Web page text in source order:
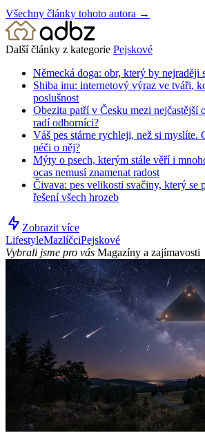
Všechny články tohoto autora →
Další články z kategorie Pejskové
Německá doga: obr, který by nejraději
Shiba inu: internetový výraz ve tváři,
poslušnost
Obezita patří v Česku mezi nejčastější
radí odborníci?
Váš pes stárne rychleji, než si myslíte.
péči o něj?
Mýty o psech, kterým stále věří i
ocas nemusí znamenat radost
Čivava: pes velikosti svačiny, který se
řešení všech hrozeb
Zobrazit více
LifestyleMazlíčciPejskové
Vybrali jsme pro vás Magazíny a zajímavosti